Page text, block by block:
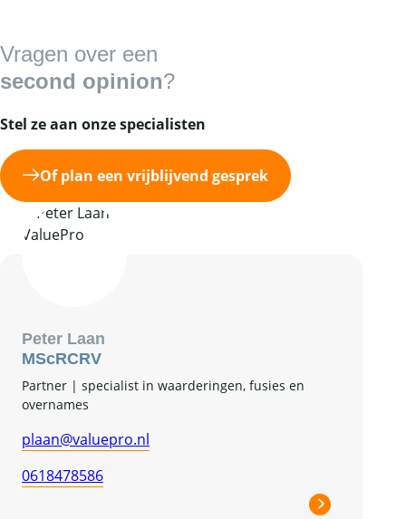
Vragen over een
second opinion?
Stel ze aan onze specialisten
Of plan een vrijblijvend gesprek
Peter Laan
MScRCRV
Partner | specialist in waarderingen, fusies en
overnames
plaan@valuepro.nl
0618478586